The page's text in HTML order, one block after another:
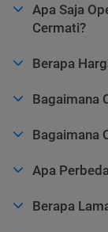
Apa Saja
Cermati?
Berapa
Bagaimana
Bagaimana
Apa
Berapa